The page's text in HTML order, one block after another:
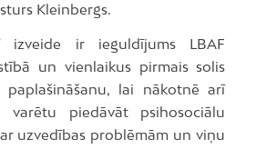
Kleinbergs.
izveide ir ieguldījums LBAF
un vienlaikus pirmais solis
lai nākotnē arī
varētu piedāvāt psihosociālu
uzvedības problēmām un viņu